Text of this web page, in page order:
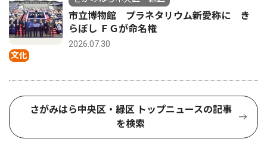
文化
市立博物館 プラネタリウム新愛称に き
らぼし ＦＧが命名権
2026.07.30
さがみはら中央区・緑区 トップニュースの記事
を検索